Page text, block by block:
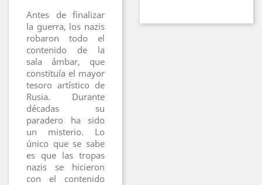
Antes de finalizar
la guerra, los nazis
robaron todo el
contenido de la
sala ámbar, que
constituía el mayor
tesoro artístico de
Rusia. Durante
décadas su
paradero ha sido
un misterio. Lo
único que se sabe
es que las tropas
nazis se hicieron
con el contenido